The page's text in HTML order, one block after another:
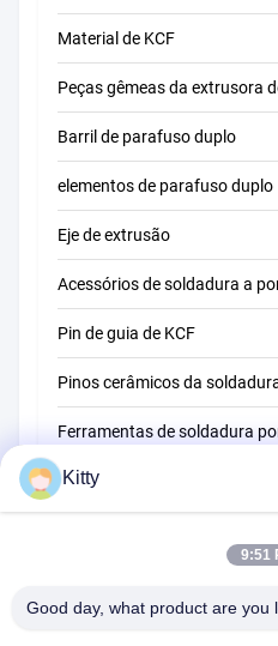
Material de KCF
Peças gêmeas da extrusora
Barril de parafuso duplo
elementos de parafuso duplo
Eje de extrusão
Acessórios de soldadura a
Pin de guia de KCF
Pinos cerâmicos da
Ferramentas de soldadura
Máquina de soldadura do
Kitty
9:51
Good day, what product are you